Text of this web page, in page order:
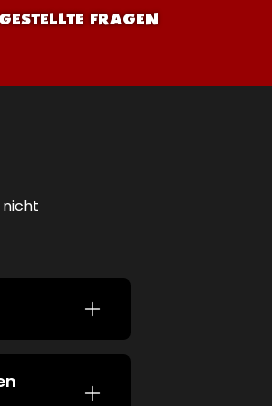
FRAGEN
nicht
31. Oktober
18:00 Uhr.